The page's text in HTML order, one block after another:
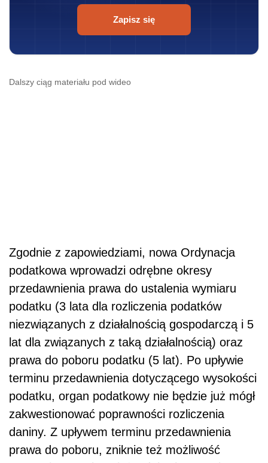
Zapisz się
Dalszy ciąg materiału pod wideo
Zgodnie z zapowiedziami, nowa Ordynacja
podatkowa wprowadzi odrębne okresy
przedawnienia prawa do ustalenia wymiaru
podatku (3 lata dla rozliczenia podatków
niezwiązanych z działalnością gospodarczą i 5
lat dla związanych z taką działalnością) oraz
prawa do poboru podatku (5 lat). Po upływie
terminu przedawnienia dotyczącego wysokości
podatku, organ podatkowy nie będzie już mógł
zakwestionować poprawności rozliczenia
daniny. Z upływem terminu przedawnienia
prawa do poboru, zniknie też możliwość